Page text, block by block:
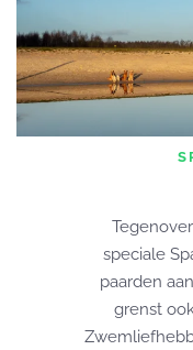
speciale
paarden
grenst